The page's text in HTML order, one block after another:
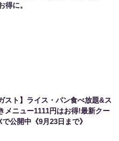
得に。
スト】ライス・パン食べ放題&ス
メニュー1111円はお得!最新クー
公開中《9月23日まで》